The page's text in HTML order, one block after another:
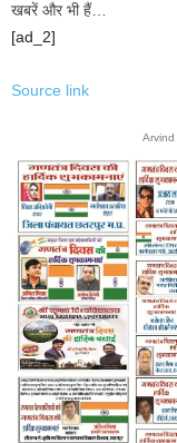
खबरें और भी हैं…
[ad_2]
Source link